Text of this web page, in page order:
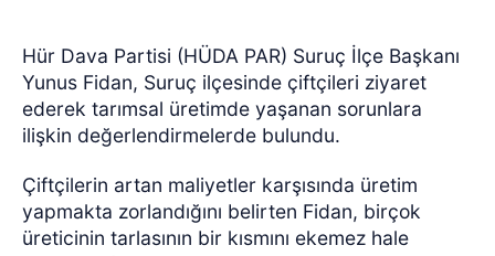
Hür Dava Partisi (HÜDA PAR) Suruç İlçe Başkanı
Yunus Fidan, Suruç ilçesinde çiftçileri ziyaret
ederek tarımsal üretimde yaşanan sorunlara
ilişkin değerlendirmelerde bulundu.
Çiftçilerin artan maliyetler karşısında üretim
yapmakta zorlandığını belirten Fidan, birçok
üreticinin tarlasının bir kısmını ekemez hale